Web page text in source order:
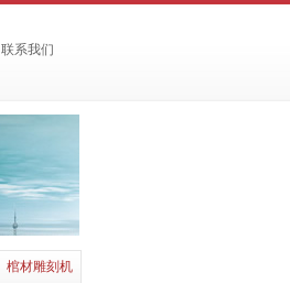
联系我们
棺材雕刻机